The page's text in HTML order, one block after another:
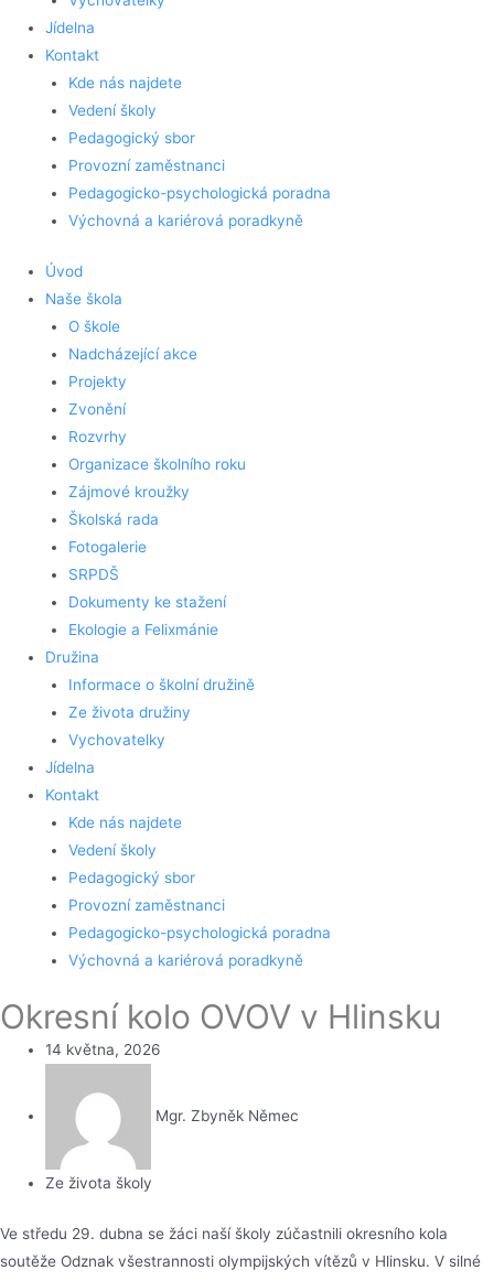
Jídelna
Kontakt
Kde nás najdete
Vedení školy
Pedagogický sbor
Provozní zaměstnanci
Pedagogicko-psychologická poradna
Výchovná a kariérová poradkyně
Úvod
Naše škola
O škole
Nadcházející akce
Projekty
Zvonění
Rozvrhy
Organizace školního roku
Zájmové kroužky
Školská rada
Fotogalerie
SRPDŠ
Dokumenty ke stažení
Ekologie a Felixmánie
Družina
Informace o školní družině
Ze života družiny
Vychovatelky
Jídelna
Kontakt
Kde nás najdete
Vedení školy
Pedagogický sbor
Provozní zaměstnanci
Pedagogicko-psychologická poradna
Výchovná a kariérová poradkyně
Okresní kolo OVOV v Hlinsku
14 května, 2026
Mgr. Zbyněk Němec
Ze života školy
Ve středu 29. dubna se žáci naší školy zúčastnili okresního kola
soutěže Odznak všestrannosti olympijských vítězů v Hlinsku. V silné